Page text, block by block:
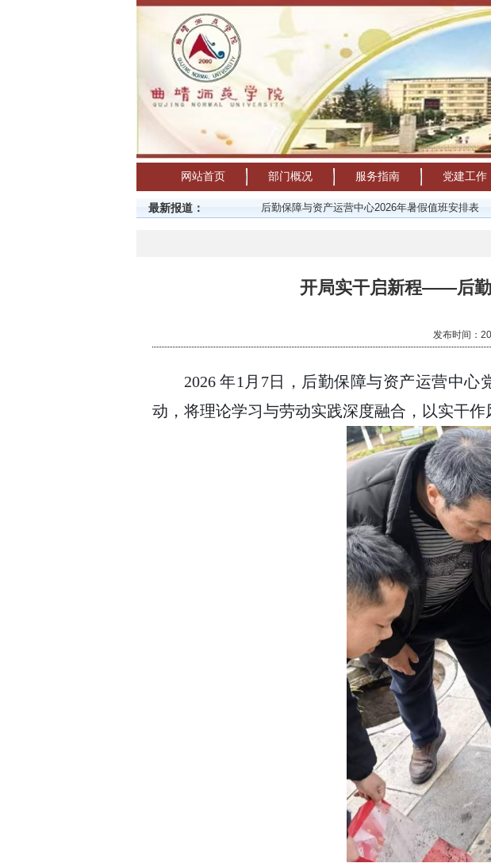
网站首页 部门概况 服务指南 党建工作
最新报道： 后勤保障与资产运营中心2026年暑假值班安排表 2026
开局实干启新程——后勤
发布时间：
2026 年1月7日，后勤保障与资产运营中
动，将理论学习与劳动实践深度融合，以实干